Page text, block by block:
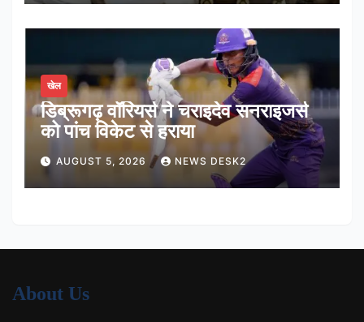
खेल
डिब्रूगढ़ वॉरियर्स ने चराइदेव सनराइजर्स
को पांच विकेट से हराया
AUGUST 5, 2026 NEWS DESK2
About Us